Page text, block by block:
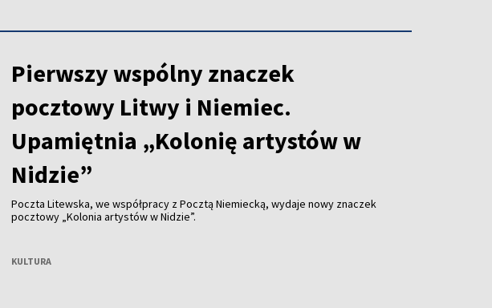
Pierwszy wspólny znaczek
pocztowy Litwy i Niemiec.
Upamiętnia „Kolonię artystów w
Nidzie”
Poczta Litewska, we współpracy z Pocztą Niemiecką, wydaje nowy znaczek
pocztowy „Kolonia artystów w Nidzie”.
KULTURA